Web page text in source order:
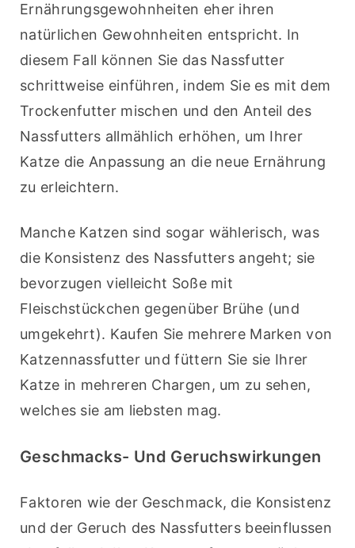
Ernährungsgewohnheiten eher ihren
natürlichen Gewohnheiten entspricht. In
diesem Fall können Sie das Nassfutter
schrittweise einführen, indem Sie es mit dem
Trockenfutter mischen und den Anteil des
Nassfutters allmählich erhöhen, um Ihrer
Katze die Anpassung an die neue Ernährung
zu erleichtern.
Manche Katzen sind sogar wählerisch, was
die Konsistenz des Nassfutters angeht; sie
bevorzugen vielleicht Soße mit
Fleischstückchen gegenüber Brühe (und
umgekehrt). Kaufen Sie mehrere Marken von
Katzennassfutter und füttern Sie sie Ihrer
Katze in mehreren Chargen, um zu sehen,
welches sie am liebsten mag.
Geschmacks- Und Geruchswirkungen
Faktoren wie der Geschmack, die Konsistenz
und der Geruch des Nassfutters beeinflussen